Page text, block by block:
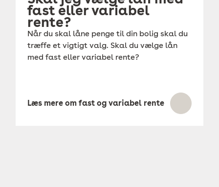
fast eller variabel
rente?
Når du skal låne penge til din bolig skal du
træffe et vigtigt valg. Skal du vælge lån
med fast eller variabel rente?
Læs mere om fast og variabel rente